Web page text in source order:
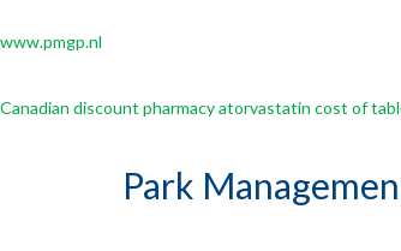
www.pmgp.nl
Canadian discount pharmacy atorvastatin cost of
Park